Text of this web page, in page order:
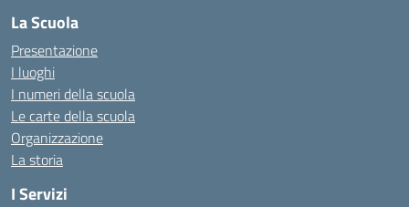
La Scuola
Presentazione
I luoghi
I numeri della scuola
Le carte della scuola
Organizzazione
La storia
I Servizi